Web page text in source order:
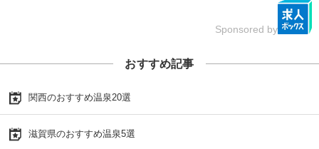
Sponsored by
おすすめ記事
関西のおすすめ温泉20選
滋賀県のおすすめ温泉5選